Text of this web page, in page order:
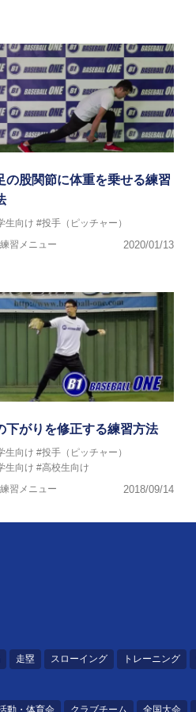
の股関節に体重を乗せる練習
生向け #投手（ピッチャー）
習メニュー
2020/01/13
下がりを修正する練習方法
生向け #投手（ピッチャー）
生向け #高校生向け
習メニュー
2018/09/14
走塁 スローイング トレーニング
動・体育会 クラブチーム 全国大会